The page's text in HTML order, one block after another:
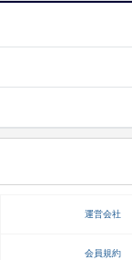
運営会社
会員規約